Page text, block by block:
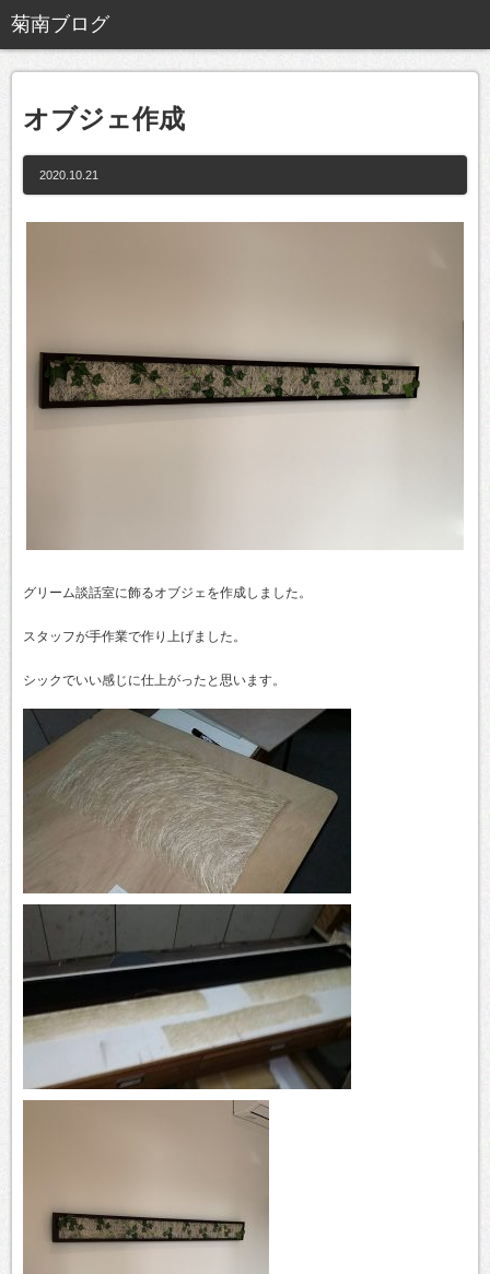
オブジェ作成
2020.10.21
グリーム談話室に飾るオブジェを作成しました。
スタッフが手作業で作り上げました。
シックでいい感じに仕上がったと思います。